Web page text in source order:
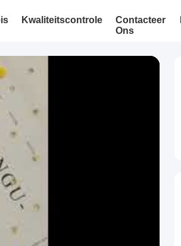
Kwaliteitscontrole
Contacteer
Ons